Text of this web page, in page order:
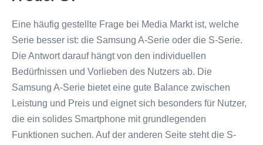
Eine häufig gestellte Frage bei Media Markt ist, welche
Serie besser ist: die Samsung A-Serie oder die S-Serie.
Die Antwort darauf hängt von den individuellen
Bedürfnissen und Vorlieben des Nutzers ab. Die
Samsung A-Serie bietet eine gute Balance zwischen
Leistung und Preis und eignet sich besonders für Nutzer,
die ein solides Smartphone mit grundlegenden
Funktionen suchen. Auf der anderen Seite steht die S-